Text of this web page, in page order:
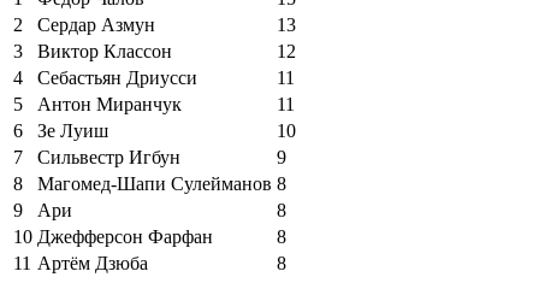
2
Сердар Азмун
13
3
Виктор Классон
12
4
Себастьян Дриусси
11
5
Антон Миранчук
11
6
Зе Луиш
10
7
Сильвестр Игбун
9
8
Магомед-Шапи Сулейманов 8
9
Ари
8
10 Джефферсон Фарфан
8
11 Артём Дзюба
8